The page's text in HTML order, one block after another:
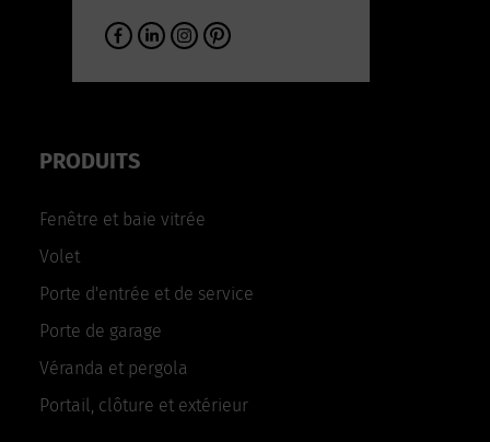
PRODUITS
Fenêtre et baie vitrée
Volet
Porte d'entrée et de service
Porte de garage
Véranda et pergola
Portail, clôture et extérieur